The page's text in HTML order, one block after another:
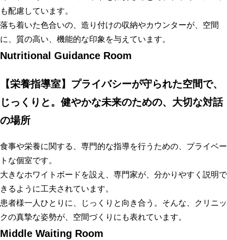
も配慮しています。
落ち着いた色合いの、造り付けの収納やカウンターが、空間
に、質の高い、機能的な印象を与えています。
Nutritional Guidance Room
【栄養指導室】プライバシーが守られた空間で、
じっくりと。健やかな未来のための、大切な対話
の場所
食事や栄養に関する、専門的な指導を行うための、プライベー
トな個室です。
大きなホワイトボードを設え、専門家が、分かりやすく説明で
きるように工夫されています。
患者様一人ひとりに、じっくりと向き合う。そんな、クリニッ
クの真摯な姿勢が、空間づくりにも表れています。
Middle Waiting Room